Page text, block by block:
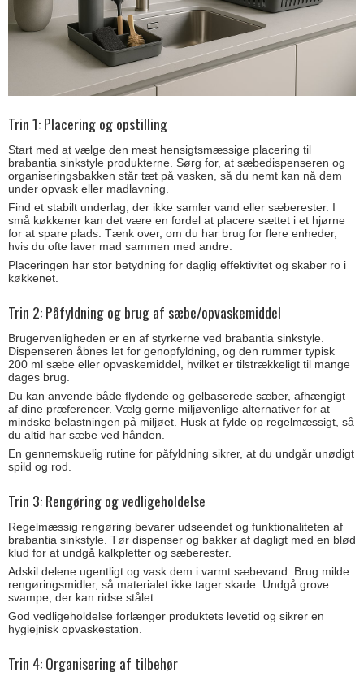
Trin 1: Placering og opstilling
Start med at vælge den mest hensigtsmæssige placering til
brabantia sinkstyle produkterne. Sørg for, at sæbedispenseren og
organiseringsbakken står tæt på vasken, så du nemt kan nå dem
under opvask eller madlavning.
Find et stabilt underlag, der ikke samler vand eller sæberester. I
små køkkener kan det være en fordel at placere sættet i et hjørne
for at spare plads. Tænk over, om du har brug for flere enheder,
hvis du ofte laver mad sammen med andre.
Placeringen har stor betydning for daglig effektivitet og skaber ro i
køkkenet.
Trin 2: Påfyldning og brug af sæbe/opvaskemiddel
Brugervenligheden er en af styrkerne ved brabantia sinkstyle.
Dispenseren åbnes let for genopfyldning, og den rummer typisk
200 ml sæbe eller opvaskemiddel, hvilket er tilstrækkeligt til mange
dages brug.
Du kan anvende både flydende og gelbaserede sæber, afhængigt
af dine præferencer. Vælg gerne miljøvenlige alternativer for at
mindske belastningen på miljøet. Husk at fylde op regelmæssigt, så
du altid har sæbe ved hånden.
En gennemskuelig rutine for påfyldning sikrer, at du undgår unødigt
spild og rod.
Trin 3: Rengøring og vedligeholdelse
Regelmæssig rengøring bevarer udseendet og funktionaliteten af
brabantia sinkstyle. Tør dispenser og bakker af dagligt med en blød
klud for at undgå kalkpletter og sæberester.
Adskil delene ugentligt og vask dem i varmt sæbevand. Brug milde
rengøringsmidler, så materialet ikke tager skade. Undgå grove
svampe, der kan ridse stålet.
God vedligeholdelse forlænger produktets levetid og sikrer en
hygiejnisk opvaskestation.
Trin 4: Organisering af tilbehør